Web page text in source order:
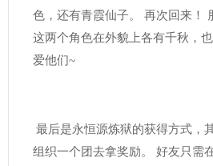
色，还有青霞仙子。 再次回来！
这两个角色在外貌上各有千秋，
爱他们~
最后是永恒源炼狱的获得方式，
组织一个团去拿奖励。 好友只需